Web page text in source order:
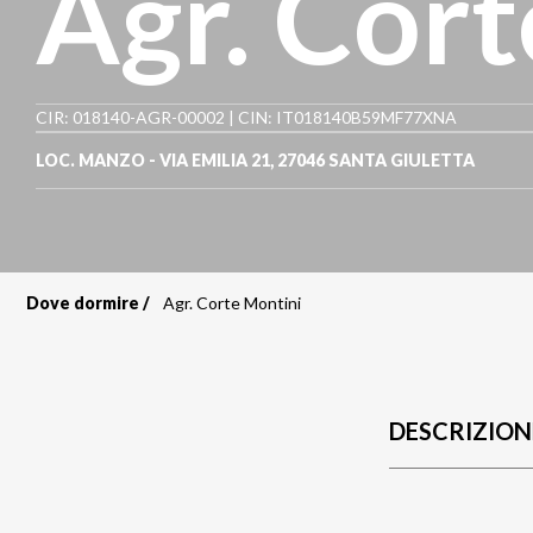
CIR: 018140-AGR-00002 | CIN: IT018140B59MF77XNA
LOC. MANZO - VIA EMILIA 21, 27046 SANTA GIULETTA
Briciole
Dove dormire Agr. Corte Montini